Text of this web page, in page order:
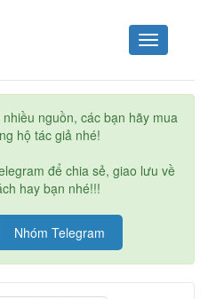
Toggle
navigation
nguồn, các bạn hãy mua
hộ tác giả nhé!
để chia sẻ, giao lưu về
hay bạn nhé!!!
Nhóm Telegram